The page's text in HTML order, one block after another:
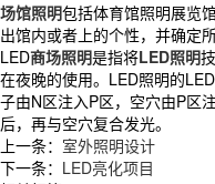
场馆照明包括体育馆照明展览
出馆内或者上的个性，并确定
LED商场照明是指将LED照明
在夜晚的使用。LED照明的
子由N区注入P区，空穴由P区
后，再与空穴复合发光。
上一条： 室外照明设计
下一条： LED亮化项目